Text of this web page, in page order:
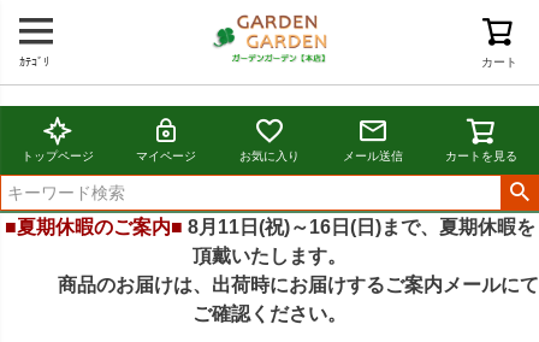
カート
ｶﾃｺﾞﾘ
トップページ マイページ お気に入り メール送信 カートを見る
■夏期休暇のご案内■ 8月11日(祝)～16日(日)まで、夏期休暇を
頂戴いたします。
商品のお届けは、出荷時にお届けするご案内メールにて
ご確認ください。